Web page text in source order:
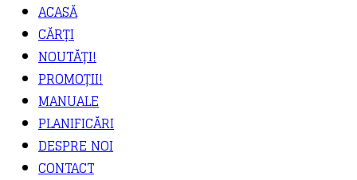
ACASĂ
CĂRȚI
NOUTĂȚI!
PROMOȚII!
MANUALE
PLANIFICĂRI
DESPRE NOI
CONTACT